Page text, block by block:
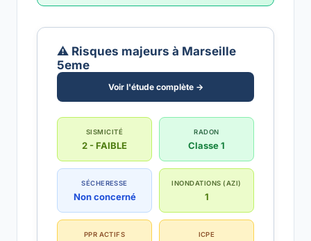
⚠️ Risques majeurs à Marseille
5eme
Voir l'étude complète →
SISMICITÉ
2 - FAIBLE
RADON
Classe 1
SÉCHERESSE
Non concerné
INONDATIONS (AZI)
1
PPR ACTIFS ICPE